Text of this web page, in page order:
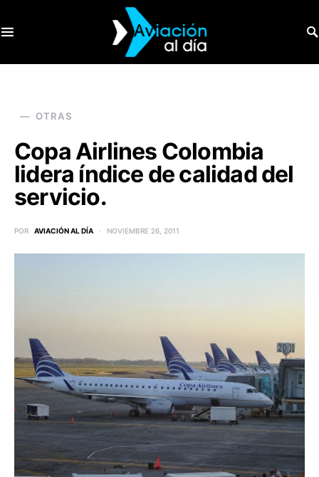
OTRAS
Copa Airlines Colombia
lidera índice de calidad del
servicio.
POR AVIACIÓN AL DÍA NOVIEMBRE 26, 2011